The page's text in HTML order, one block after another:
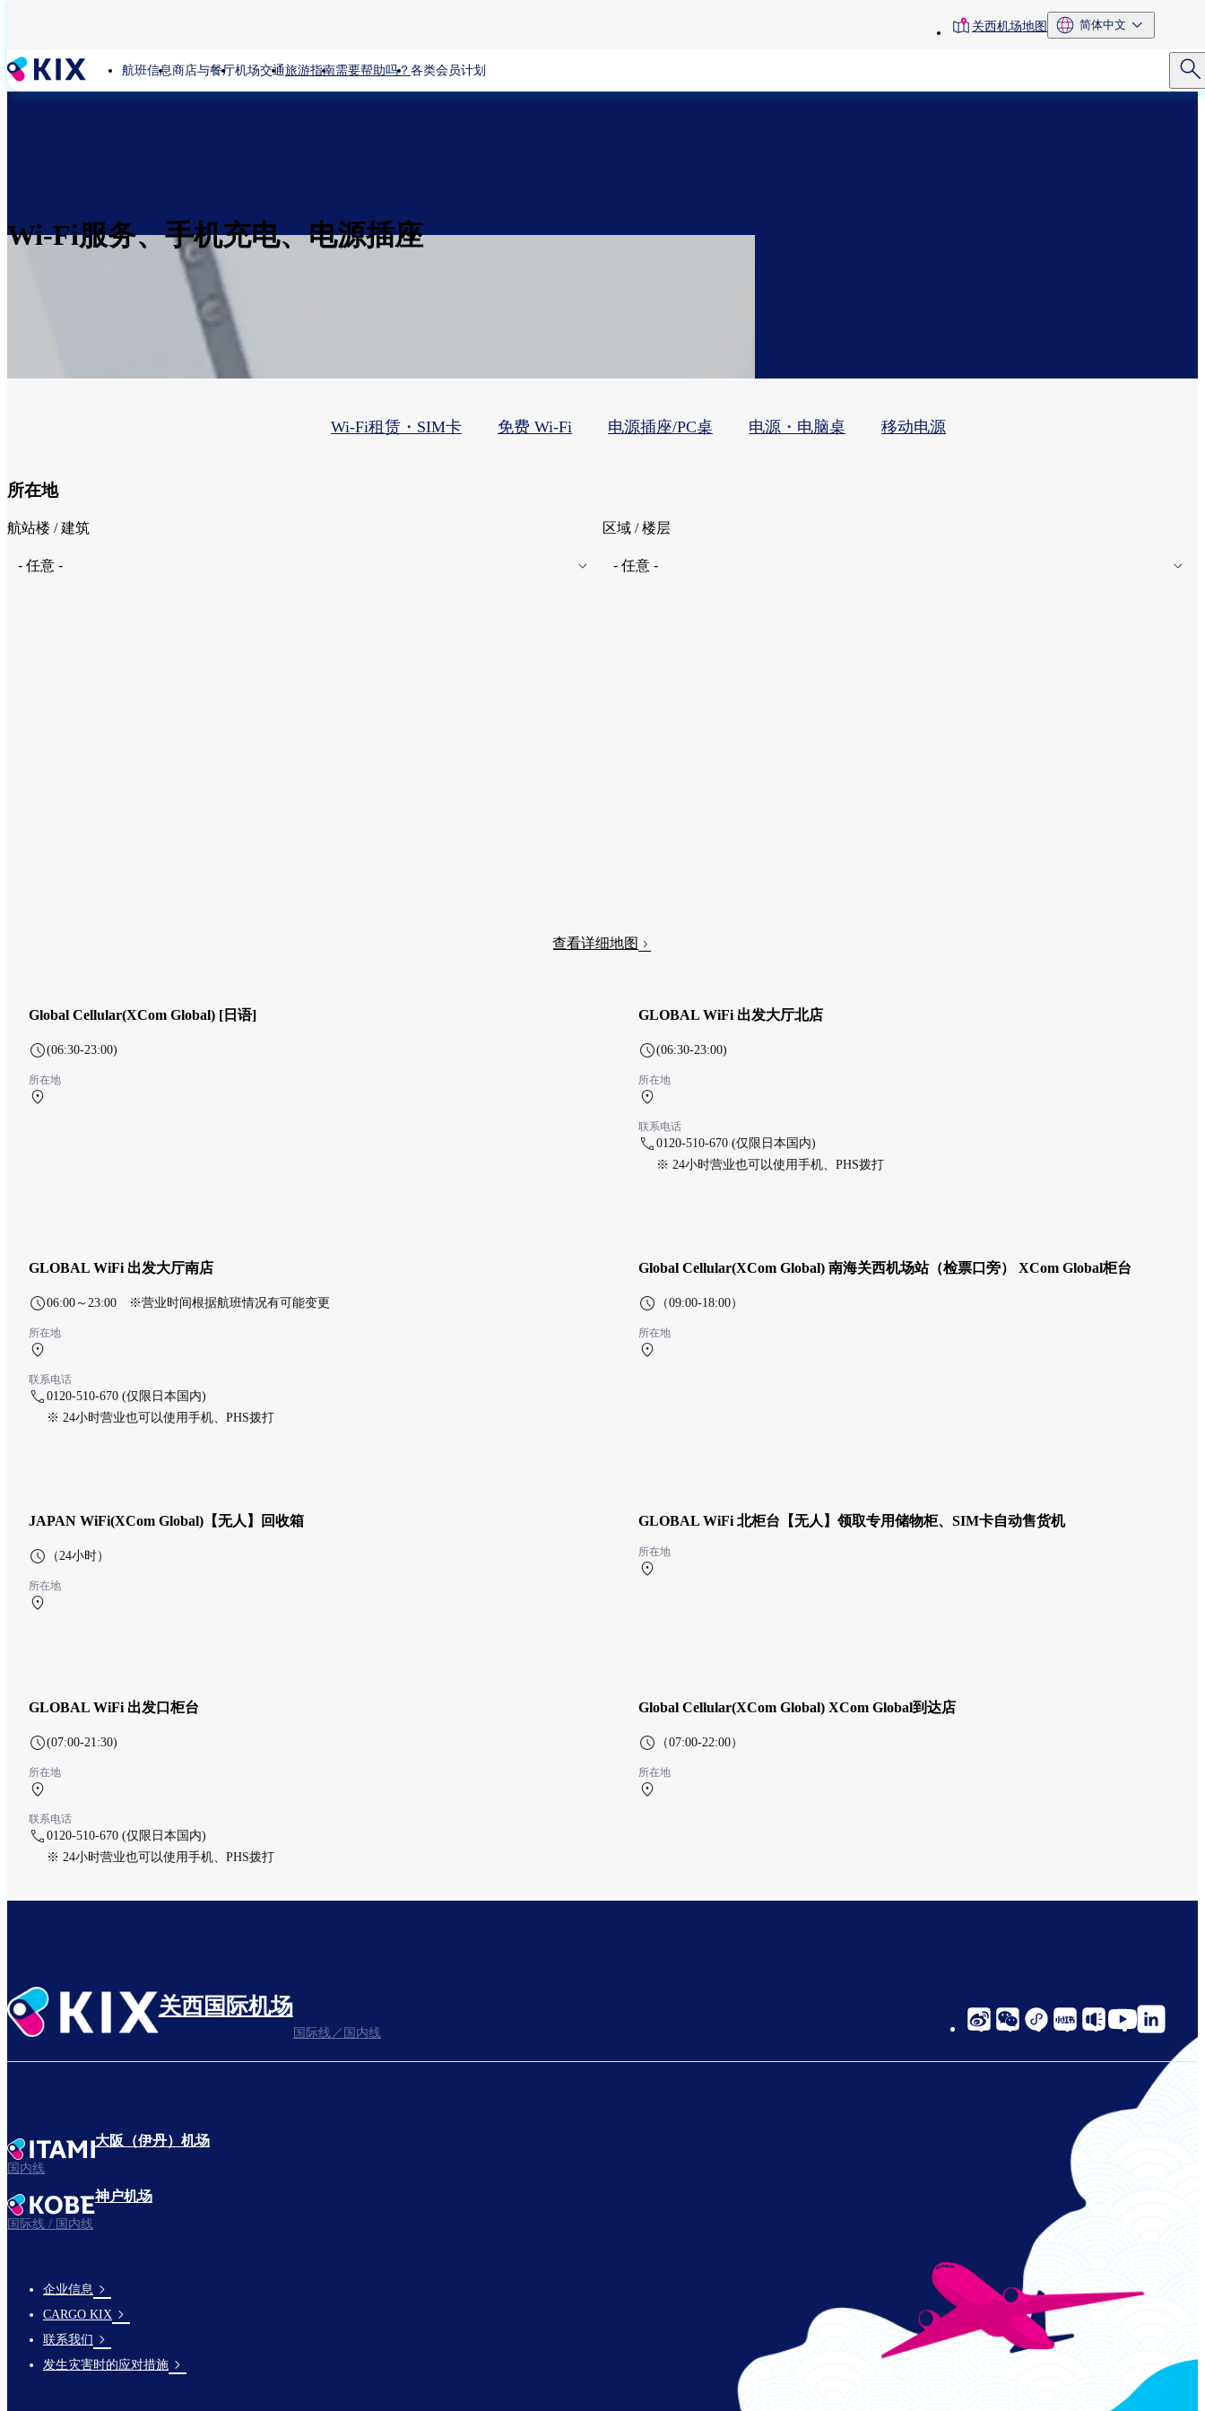
到
主
要
toolbar关西机场地图 简体中文
航班信息商店与餐厅机场交通旅游指南需要帮助吗？ 各类会员计划
Wi-Fi服务、手机充电、电源插座
Wi-Fi租赁・SIM卡 免费 Wi-Fi 电源插座/PC桌 电源・电脑桌 移动电源
所在地
航站楼 / 建筑 区域 / 楼层
查看详细地图
Global Cellular(XCom Global) [日语]
(06:30-23:00)
所在地
GLOBAL WiFi 出发大厅北店
(06:30-23:00)
所在地
联系电话
0120-510-670 (仅限日本国内)
※ 24小时营业也可以使用手机、PHS拨打
GLOBAL WiFi 出发大厅南店
06:00～23:00 ※营业时间根据航班情况有可能变更
所在地
联系电话
0120-510-670 (仅限日本国内)
※ 24小时营业也可以使用手机、PHS拨打
Global Cellular(XCom Global) 南海关西机场站（检票口旁） XCom Global柜台
（09:00-18:00）
所在地
JAPAN WiFi(XCom Global)【无人】回收箱
（24小时）
所在地
GLOBAL WiFi 北柜台【无人】领取专用储物柜、SIM卡自动售货机
所在地
GLOBAL WiFi 出发口柜台
(07:00-21:30)
所在地
联系电话
0120-510-670 (仅限日本国内)
※ 24小时营业也可以使用手机、PHS拨打
Global Cellular(XCom Global) XCom Global到达店
（07:00-22:00）
所在地
关西国际机场
国际线／国内线
大阪（伊丹）机场
国内线
神户机场
国际线 / 国内线
footer-
links-
en-
企业信息
CARGO KIX
联系我们
发生灾害时的应对措施
social-
cn-